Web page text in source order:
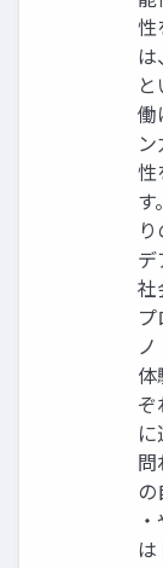
性
働
性
す
デ
社
問
は